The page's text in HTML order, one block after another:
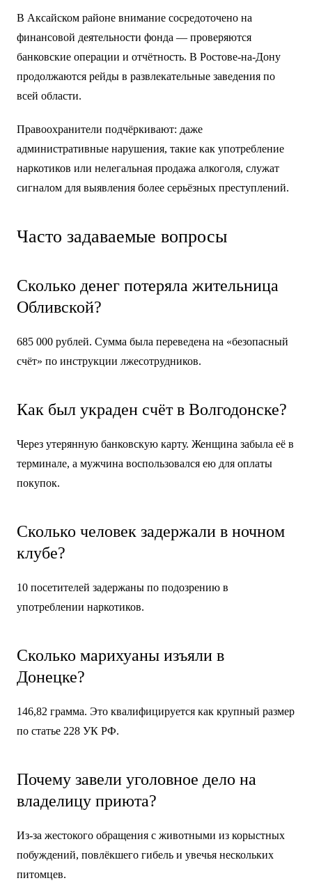
В Аксайском районе внимание сосредоточено на
финансовой деятельности фонда — проверяются
банковские операции и отчётность. В Ростове-на-Дону
продолжаются рейды в развлекательные заведения по
всей области.
Правоохранители подчёркивают: даже
административные нарушения, такие как употребление
наркотиков или нелегальная продажа алкоголя, служат
сигналом для выявления более серьёзных преступлений.
Часто задаваемые вопросы
Сколько денег потеряла жительница
Обливской?
685 000 рублей. Сумма была переведена на «безопасный
счёт» по инструкции лжесотрудников.
Как был украден счёт в Волгодонске?
Через утерянную банковскую карту. Женщина забыла её в
терминале, а мужчина воспользовался ею для оплаты
покупок.
Сколько человек задержали в ночном
клубе?
10 посетителей задержаны по подозрению в
употреблении наркотиков.
Сколько марихуаны изъяли в
Донецке?
146,82 грамма. Это квалифицируется как крупный размер
по статье 228 УК РФ.
Почему завели уголовное дело на
владелицу приюта?
Из-за жестокого обращения с животными из корыстных
побуждений, повлёкшего гибель и увечья нескольких
питомцев.